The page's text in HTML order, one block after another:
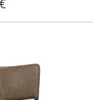
Preis: